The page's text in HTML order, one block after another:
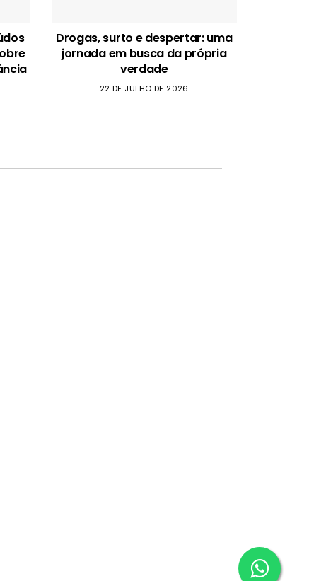
Drogas, surto e despertar: uma
jornada em busca da própria
verdade
22 DE JULHO DE 2026